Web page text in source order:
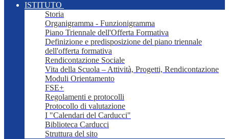
ISTITUTO
Storia
Organigramma - Funzionigramma
Piano Triennale dell'Offerta Formativa
Definizione e predisposizione del piano triennale
dell'offerta formativa
Rendicontazione Sociale
Vita della Scuola – Attività, Progetti, Rendicontazione
Moduli Orientamento
FSE+
Regolamenti e protocolli
Protocollo di valutazione
I "Calendari del Carducci"
Biblioteca Carducci
Struttura del sito